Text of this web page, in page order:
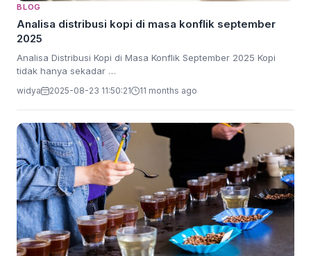
BLOG
Analisa distribusi kopi di masa konflik september
2025
Analisa Distribusi Kopi di Masa Konflik September 2025 Kopi
tidak hanya sekadar …
widya 2025-08-23 11:50:21 11 months ago